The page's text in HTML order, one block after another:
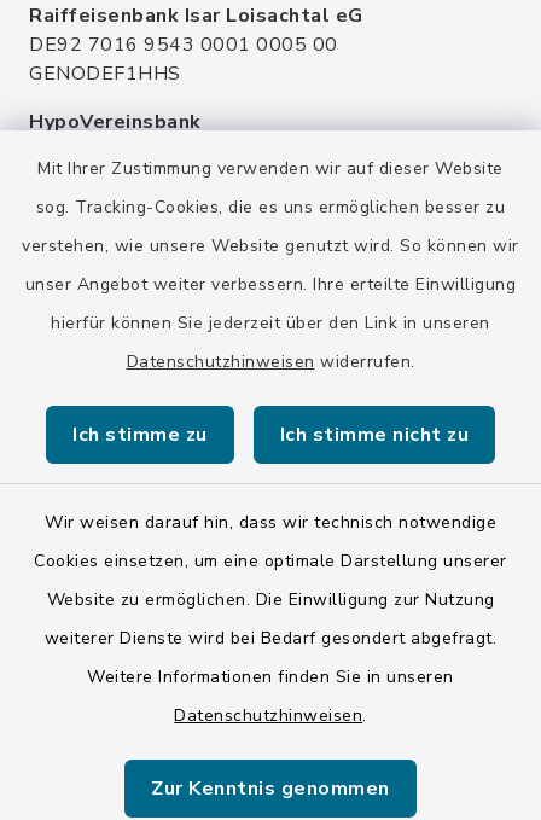
Mit Ihrer Zustimmung verwenden wir auf dieser Website
sog. Tracking-Cookies, die es uns ermöglichen besser zu
verstehen, wie unsere Website genutzt wird. So können wir
unser Angebot weiter verbessern. Ihre erteilte Einwilligung
hierfür können Sie jederzeit über den Link in unseren
Datenschutzhinweisen widerrufen.
Ich stimme zu Ich stimme nicht zu
Wir weisen darauf hin, dass wir technisch notwendige
Cookies einsetzen, um eine optimale Darstellung unserer
Website zu ermöglichen. Die Einwilligung zur Nutzung
weiterer Dienste wird bei Bedarf gesondert abgefragt.
Weitere Informationen finden Sie in unseren
Datenschutzhinweisen.
Zur Kenntnis genommen
Raiffeisenbank Isar Loisachtal eG
DE92 7016 9543 0001 0005 00
GENODEF1HHS
HypoVereinsbank
HYVEDEMMXXX
Kontakt
Barrierefreiheit
Impressum
ISIS 12
Sitemap
Cookie-Einstellungen